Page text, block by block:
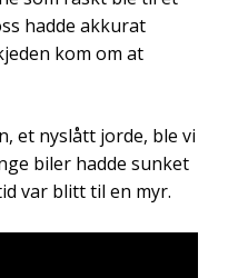
hadde akkurat
kom om at
et nyslått jorde, ble vi
biler hadde sunket
var blitt til en myr.